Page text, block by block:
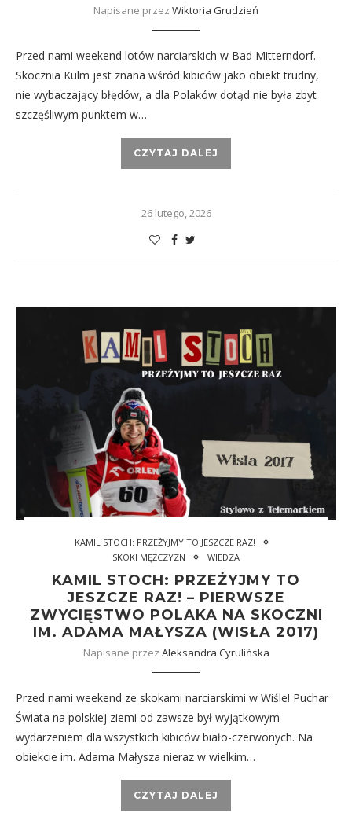
Napisane przez Wiktoria Grudzień
Przed nami weekend lotów narciarskich w Bad Mitterndorf.
Skocznia Kulm jest znana wśród kibiców jako obiekt trudny,
nie wybaczający błędów, a dla Polaków dotąd nie była zbyt
szczęśliwym punktem w…
CZYTAJ DALEJ
26 lutego, 2026
KAMIL STOCH: PRZEŻYJMY TO JESZCZE RAZ!
SKOKI MĘŻCZYZN
WIEDZA
KAMIL STOCH: PRZEŻYJMY TO
JESZCZE RAZ! – PIERWSZE
ZWYCIĘSTWO POLAKA NA SKOCZNI
IM. ADAMA MAŁYSZA (WISŁA 2017)
Napisane przez Aleksandra Cyrulińska
Przed nami weekend ze skokami narciarskimi w Wiśle! Puchar
Świata na polskiej ziemi od zawsze był wyjątkowym
wydarzeniem dla wszystkich kibiców biało-czerwonych. Na
obiekcie im. Adama Małysza nieraz w wielkim…
CZYTAJ DALEJ